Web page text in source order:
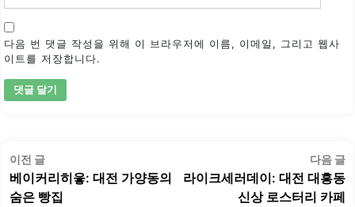
다음 번 댓글 작성을 위해 이 브라우저에 이름, 이메일, 그리고 웹사
이트를 저장합니다.
글
탐
색
이전 글이
전
글:
베이커리히읗: 대전 가양동의
숨은 빵집
다음 글
라이크세러데이: 대전 대흥동
신상 로스터리 카페